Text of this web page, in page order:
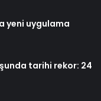
yeni uygulama
tarihi rekor: 24